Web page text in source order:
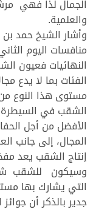
الجمال لذا فهي
والعلمية.
وأشار الشيخ حمد
النهائيات فعيون
الفئات بما لا يدع
مستوى هذا النوع
الشقب في السيطرة
الأفضل من أجل
المجال، إلى جانب
إنتاج الشقب يعد
وسيكون للشقب
التي يشارك بها
جدير بالذكر أن